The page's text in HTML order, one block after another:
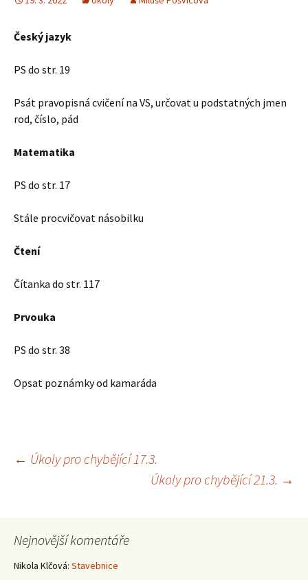
Český jazyk
PS do str. 19
Psát pravopisná cvičení na VS, určovat u podstatných jmen
rod, číslo, pád
Matematika
PS do str. 17
Stále procvičovat násobilku
Čtení
Čítanka do str. 117
Prvouka
PS do str. 38
Opsat poznámky od kamaráda
Navigace
příspěvky
← Úkoly pro chybějící 17.3.
Úkoly pro chybějící 21.3. →
Nejnovější komentáře
Nikola Klčová: Stavebnice